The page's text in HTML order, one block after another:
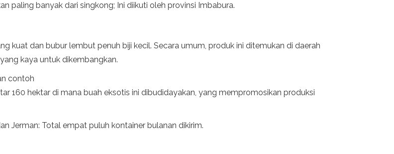
paling banyak dari singkong; Ini diikuti oleh provinsi Imbabura.
kuat dan bubur lembut penuh biji kecil. Secara umum, produk ini ditemukan di daerah
kaya untuk dikembangkan.
contoh
160 hektar di mana buah eksotis ini dibudidayakan, yang mempromosikan produksi
Jerman: Total empat puluh kontainer bulanan dikirim.